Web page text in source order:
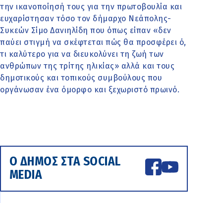
την ικανοποίησή τους για την πρωτοβουλία και
ευχαρίστησαν τόσο τον δήμαρχο Νεάπολης-
Συκεών Σίμο Δανιηλίδη που όπως είπαν «δεν
παύει στιγμή να σκέφτεται πώς θα προσφέρει ό,
τι καλύτερο για να διευκολύνει τη ζωή των
ανθρώπων της τρίτης ηλικίας» αλλά και τους
δημοτικούς και τοπικούς συμβούλους που
οργάνωσαν ένα όμορφο και ξεχωριστό πρωινό.
Ο ΔΗΜΟΣ ΣΤΑ SOCIAL
MEDIA